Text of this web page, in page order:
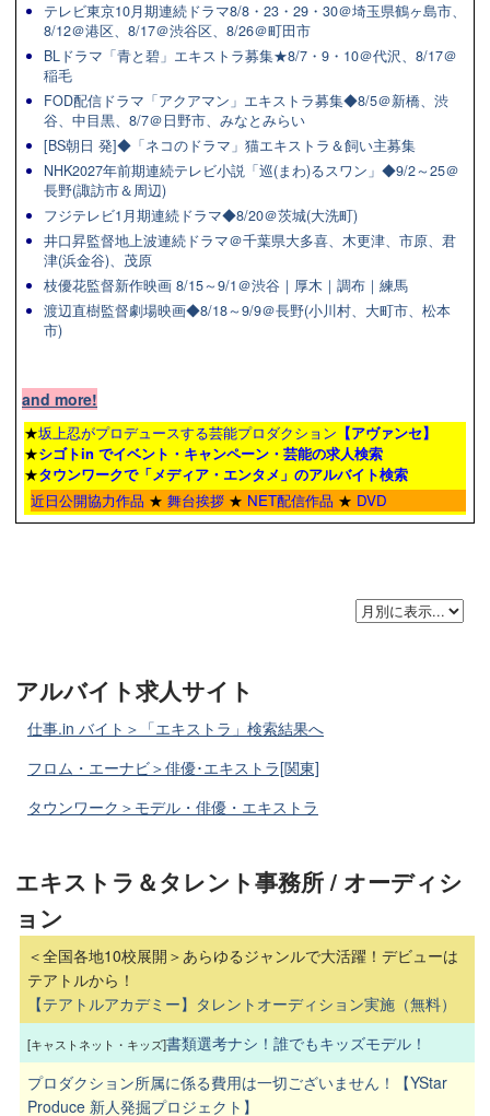
テレビ東京10月期連続ドラマ8/8・23・29・30＠埼玉県鶴ヶ島市、
8/12＠港区、8/17＠渋谷区、8/26＠町田市
BLドラマ「青と碧」エキストラ募集★8/7・9・10＠代沢、8/17＠
稲毛
FOD配信ドラマ「アクアマン」エキストラ募集◆8/5＠新橋、渋
谷、中目黒、8/7＠日野市、みなとみらい
[BS朝日 発]◆「ネコのドラマ」猫エキストラ＆飼い主募集
NHK2027年前期連続テレビ小説「巡(まわ)るスワン」◆9/2～25＠
長野(諏訪市＆周辺)
フジテレビ1月期連続ドラマ◆8/20＠茨城(大洗町)
井口昇監督地上波連続ドラマ＠千葉県大多喜、木更津、市原、君
津(浜金谷)、茂原
枝優花監督新作映画 8/15～9/1＠渋谷｜厚木｜調布｜練馬
渡辺直樹監督劇場映画◆8/18～9/9＠長野(小川村、大町市、松本
市)
and more!
★坂上忍がプロデュースする芸能プロダクション 【アヴァンセ】
★シゴトin でイベント・キャンペーン・芸能の求人検索
★タウンワークで「メディア・エンタメ」のアルバイト検索
近日公開協力作品 ★ 舞台挨拶 ★ NET配信作品 ★ DVD
アルバイト求人サイト
仕事.in バイト＞「エキストラ」検索結果へ
フロム・エーナビ＞俳優･エキストラ[関東]
タウンワーク＞モデル・俳優・エキストラ
エキストラ＆タレント事務所 / オーディシ
ョン
＜全国各地10校展開＞あらゆるジャンルで大活躍！デビューは
テアトルから！
【テアトルアカデミー】タレントオーディション実施（無料）
[キャストネット・キッズ]書類選考ナシ！誰でもキッズモデル！
プロダクション所属に係る費用は一切ございません！【YStar
Produce 新人発掘プロジェクト】